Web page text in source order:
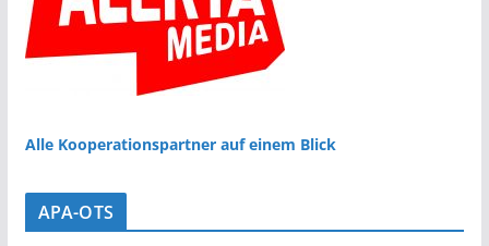
Alle Kooperationspartner auf einem Blick
APA-OTS